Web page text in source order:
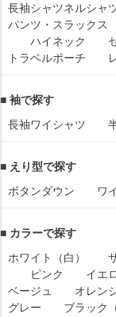
長袖シャツネルシャ
パンツ・スラックス
ハイネック
トラベルポーチ
■ 袖で探す
長袖ワイシャツ
■ えり型で探す
ボタンダウン
ワ
■ カラーで探す
ホワイト（白）
ピンク
イエ
ベージュ
オレン
グレー
ブラック